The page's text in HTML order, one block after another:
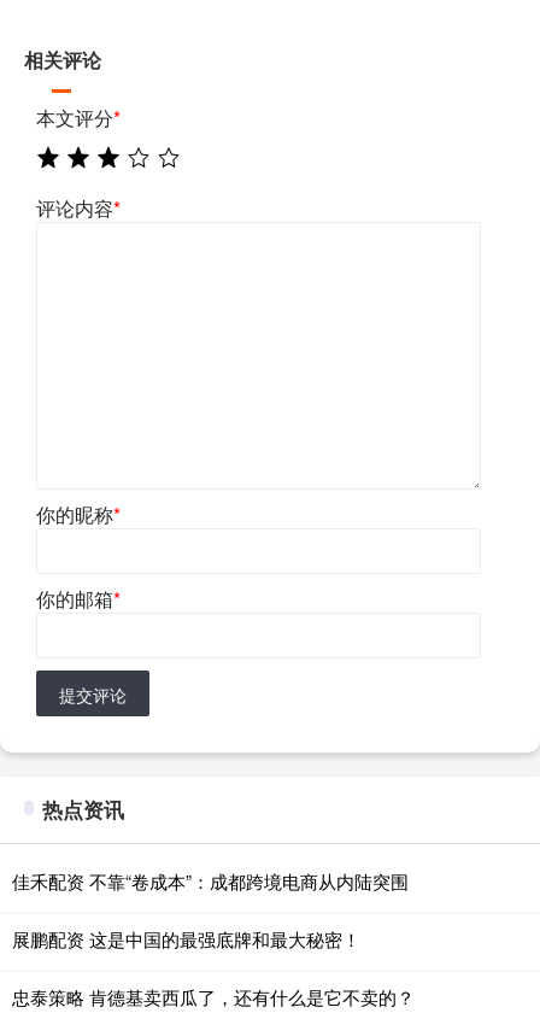
相关评论
本文评分*
评论内容*
你的昵称*
你的邮箱*
提交评论
热点资讯
佳禾配资 不靠“卷成本”：成都跨境电商从内陆突围
展鹏配资 这是中国的最强底牌和最大秘密！
忠泰策略 肯德基卖西瓜了，还有什么是它不卖的？